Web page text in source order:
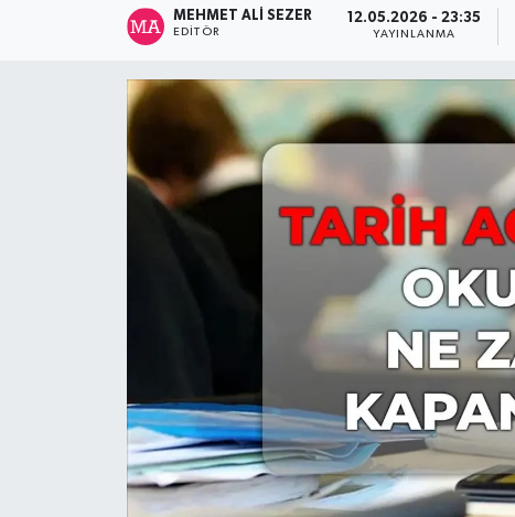
MEHMET ALI SEZER
EDITÖR
12.05.2026 - 23:35
YAYINLANMA